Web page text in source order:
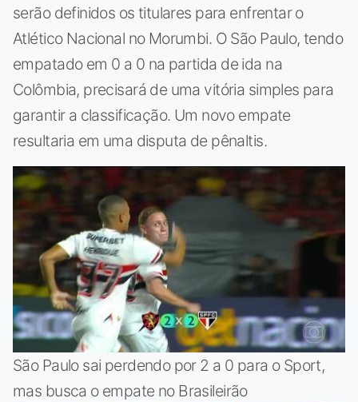
serão definidos os titulares para enfrentar o
Atlético Nacional no Morumbi. O São Paulo, tendo
empatado em 0 a 0 na partida de ida na
Colômbia, precisará de uma vitória simples para
garantir a classificação. Um novo empate
resultaria em uma disputa de pênaltis.
São Paulo sai perdendo por 2 a 0 para o Sport,
mas busca o empate no Brasileirão